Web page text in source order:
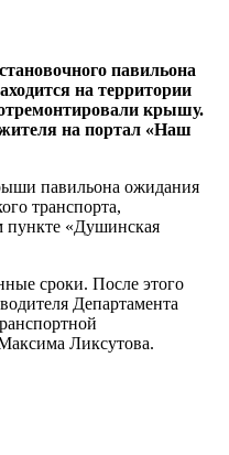
павильона
на территории
крышу.
на портал «Наш
павильона ожидания
транспорта,
пункте «Душинская
сроки. После этого
Департамента
Ликсутова.